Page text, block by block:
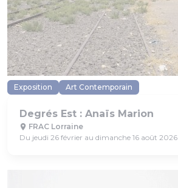
Exposition Art Contemporain
Degrés Est : Anaïs Marion
FRAC Lorraine
Du jeudi 26 février au dimanche 16 août 2026